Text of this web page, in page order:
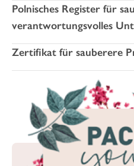
Polnisches Register für
verantwortungsvolles
Zertifikat für sauberere